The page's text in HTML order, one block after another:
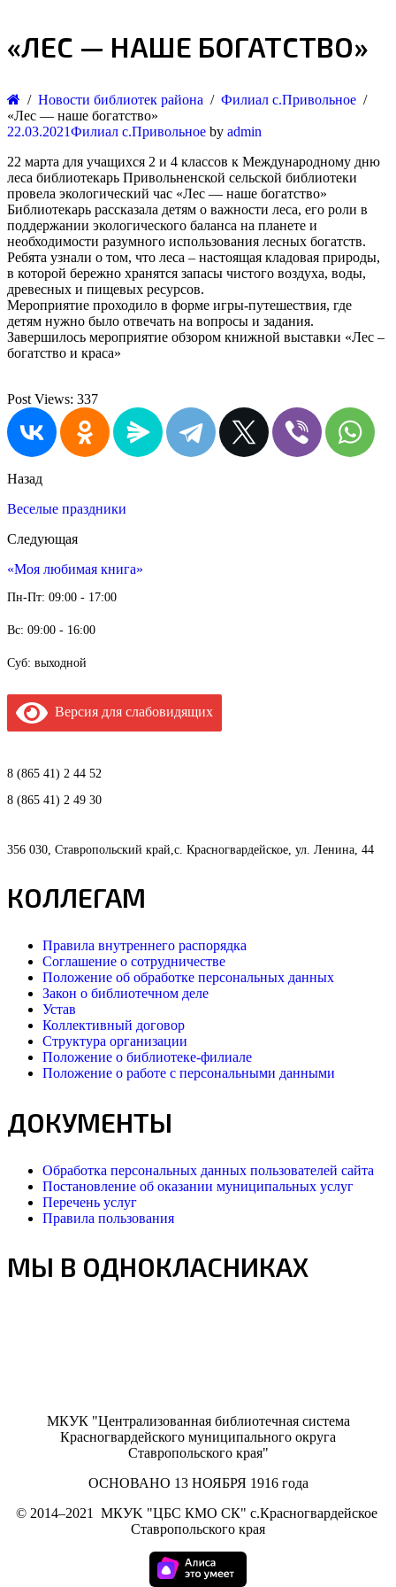
«ЛЕС — НАШЕ БОГАТСТВО»
Новости библиотек района
Филиал с.Привольное
«Лес — наше богатство»
22.03.2021Филиал с.Привольное by admin
22 марта для учащихся 2 и 4 классов к Международному дню
леса библиотекарь Привольненской сельской библиотеки
провела экологический час «Лес — наше богатство»
Библиотекарь рассказала детям о важности леса, его роли в
поддержании экологического баланса на планете и
необходимости разумного использования лесных богатств.
Ребята узнали о том, что леса – настоящая кладовая природы,
в которой бережно хранятся запасы чистого воздуха, воды,
древесных и пищевых ресурсов.
Мероприятие проходило в форме игры-путешествия, где
детям нужно было отвечать на вопросы и задания.
Завершилось мероприятие обзором книжной выставки «Лес –
богатство и краса»
Post Views: 337
Назад
Веселые праздники
Следующая
«Моя любимая книга»
Пн-Пт: 09:00 - 17:00
Вс: 09:00 - 16:00
Суб: выходной
Версия для слабовидящих
8 (865 41) 2 44 52
8 (865 41) 2 49 30
356 030, Ставропольский край,с. Красногвардейское, ул. Ленина, 44
КОЛЛЕГАМ
Правила внутреннего распорядка
Соглашение о сотрудничестве
Положение об обработке персональных данных
Закон о библиотечном деле
Устав
Коллективный договор
Структура организации
Положение о библиотеке-филиале
Положение о работе с персональными данными
ДОКУМЕНТЫ
Обработка персональных данных пользователей сайта
Постановление об оказании муниципальных услуг
Перечень услуг
Правила пользования
МЫ В ОДНОКЛАСНИКАХ
МКУК "Централизованная библиотечная система
Красногвардейского муниципального округа
Ставропольского края"
ОСНОВАНО 13 НОЯБРЯ 1916 года
© 2014–2021
МКУK "ЦБС КМО СК" с.Красногвардейское
Ставропольского края